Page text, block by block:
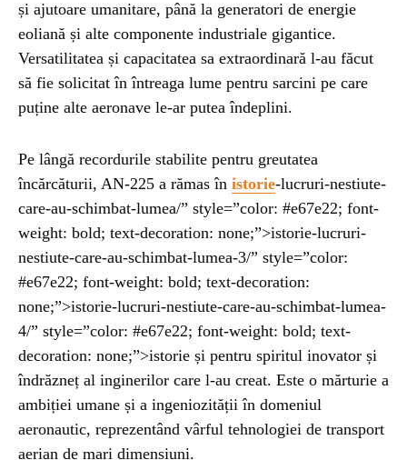
și ajutoare umanitare, până la generatori de energie
eoliană și alte componente industriale gigantice.
Versatilitatea și capacitatea sa extraordinară l-au făcut
să fie solicitat în întreaga lume pentru sarcini pe care
puține alte aeronave le-ar putea îndeplini.
Pe lângă recordurile stabilite pentru greutatea
încărcăturii, AN-225 a rămas în istorie-lucruri-nestiute-
care-au-schimbat-lumea/” style=”color: #e67e22; font-
weight: bold; text-decoration: none;”>istorie-lucruri-
nestiute-care-au-schimbat-lumea-3/” style=”color:
#e67e22; font-weight: bold; text-decoration:
none;”>istorie-lucruri-nestiute-care-au-schimbat-lumea-
4/” style=”color: #e67e22; font-weight: bold; text-
decoration: none;”>istorie și pentru spiritul inovator și
îndrăzneț al inginerilor care l-au creat. Este o mărturie a
ambiției umane și a ingeniozității în domeniul
aeronautic, reprezentând vârful tehnologiei de transport
aerian de mari dimensiuni.